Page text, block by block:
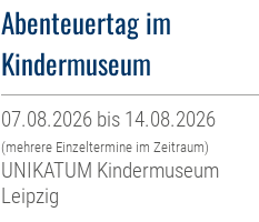
Abenteuertag im
Kindermuseum
07.08.2026 bis 14.08.2026
(mehrere Einzeltermine im Zeitraum)
UNIKATUM Kindermuseum
Leipzig